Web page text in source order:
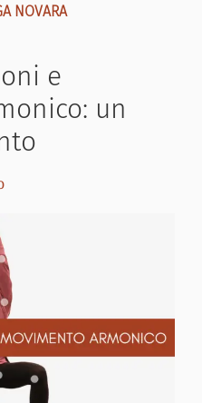
NOVARA
e
un